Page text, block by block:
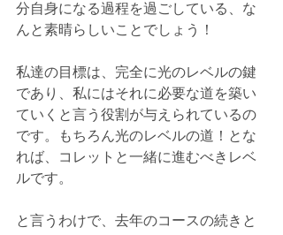
分自身になる過程を過ごしている、な
んと素晴らしいことでしょう！
私達の目標は、完全に光のレベルの鍵
であり、私にはそれに必要な道を築い
ていくと言う役割が与えられているの
です。もちろん光のレベルの道！とな
れば、コレットと一緒に進むべきレベ
ルです。
と言うわけで、去年のコースの続きと